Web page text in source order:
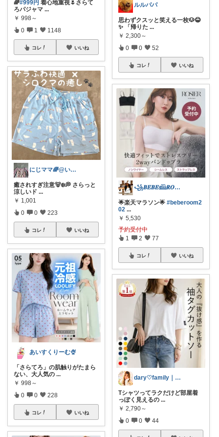
🌈#999円 着心地重視🌷さらて
ろパジャマ ...
￥ 998～
0 1 1148
コレ いいね
にじママ🌈@いつもありがとうございます
癒されすぎ注意🐻‍❄️💭 さらっと
涼しいド ...
￥ 1,001
0 0 223
コレ いいね
あいすくりーむ🍨
「さらてろ」の肌触りがたまら
ない、大人気の ...
￥ 998～
0 0 228
コレ いいね
ルルパパ
思わずクスッと笑える一枚🐶😂
✨ 「帰りた ...
￥ 2,300～
0 0 52
コレ いいね
꧁𝑩𝑬𝑩𝑬𓊝𝑹𝑶𝑶𝑴꧂
🌟楽天マラソン🌟 #beberoom2
02 ...
￥ 5,530
予約受付中
1 2 77
コレ いいね
dary♡family｜厳選アイテム✨
Tシャツってラクだけど部屋着
っぽく見えるの ...
￥ 2,790～
0 0 44